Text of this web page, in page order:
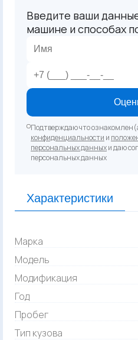
Введите ваши
машине и способах
Подтверждаю что
конфиденциальности и
персональных данныхи даю
персональных данных
Характеристики
Марка
Модель
Модификация
Год
Пробег
Тип кузова